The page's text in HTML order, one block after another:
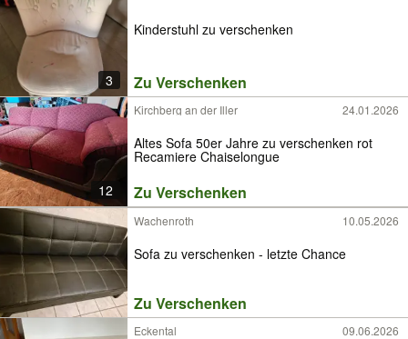
3
Kinderstuhl zu verschenken
Zu Verschenken
12
Kirchberg an der Iller 24.01.2026
Altes Sofa 50er Jahre zu verschenken rot
Recamiere Chaiselongue
Zu Verschenken
Wachenroth 10.05.2026
Sofa zu verschenken - letzte Chance
Zu Verschenken
Eckental 09.06.2026